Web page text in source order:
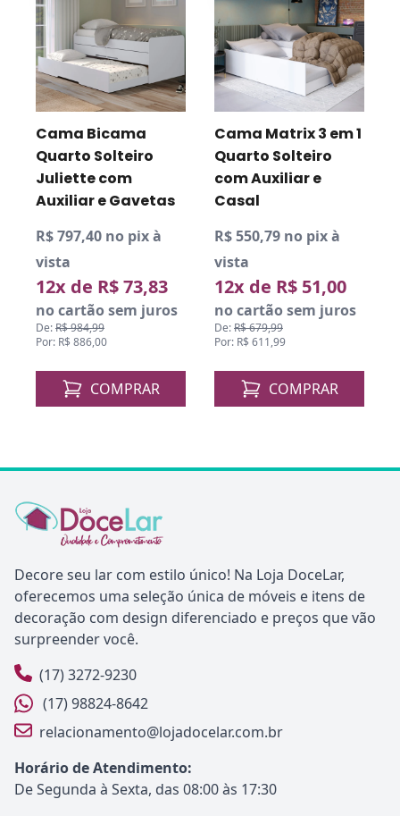
Cama Matrix 3 em 1
Quarto Solteiro
com Auxiliar e
Casal
R$ 550,79 no pix à
vista
12x de R$ 51,00
no cartão sem juros
De:R$ 679,99
Por: R$ 611,99
COMPRAR
Beliche Quarto
Solteiro Star com
Auxiliar
vista
12x de R$ 88,83
no cartão sem juros
De: R$ 1.184,99
Por: R$ 1.066,00
COMPRAR
Decore seu lar com estilo único! Na Loja DoceLar,
oferecemos uma seleção única de móveis e itens de
decoração com design diferenciado e preços que vão
surpreender você.
(17) 3272-9230
(17) 98824-8642
relacionamento@lojadocelar.com.br
Horário de Atendimento:
De Segunda à Sexta, das 08:00 às 17:30